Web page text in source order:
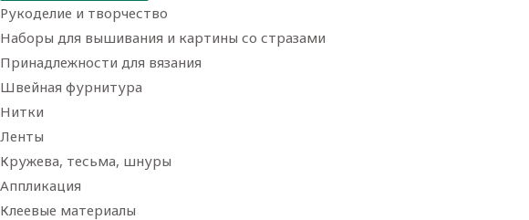
Рукоделие и творчество
Наборы для вышивания и картины со стразами
Принадлежности для вязания
Швейная фурнитура
Нитки
Ленты
Кружева, тесьма, шнуры
Аппликация
Клеевые материалы